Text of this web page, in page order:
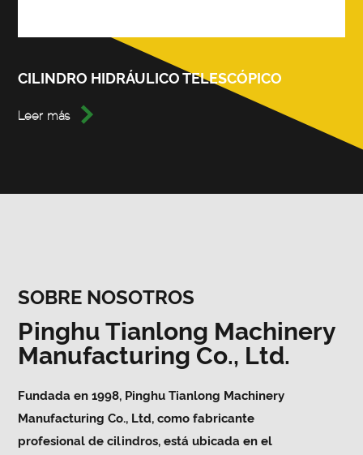
CILINDRO HIDRÁULICO TELESCÓPICO
Leer más 
SOBRE NOSOTROS
Pinghu Tianlong Machinery
Manufacturing Co., Ltd.
Fundada en 1998, Pinghu Tianlong Machinery
Manufacturing Co., Ltd, como fabricante
profesional de cilindros, está ubicada en el